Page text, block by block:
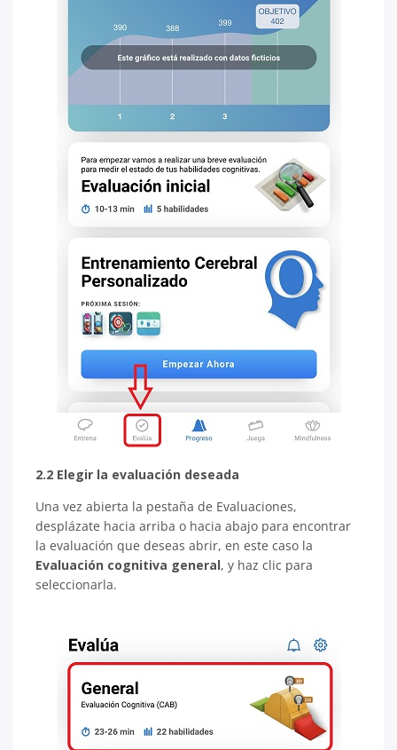
2.2 Elegir la evaluación deseada
Una vez abierta la pestaña de Evaluaciones,
desplázate hacia arriba o hacia abajo para encontrar
la evaluación que deseas abrir, en este caso la
Evaluación cognitiva general, y haz clic para
seleccionarla.